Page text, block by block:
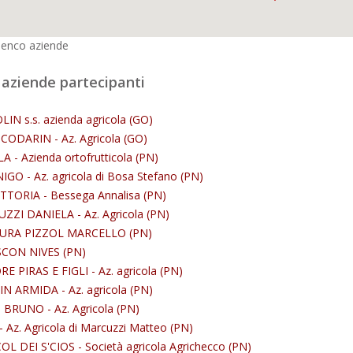
aziende
partecipanti
s.s. azienda agricola (GO)
- Az. Agricola (GO)
- Azienda ortofrutticola (PN)
- Az. agricola di Bosa Stefano (PN)
- Bessega Annalisa (PN)
DANIELA - Az. Agricola (PN)
PIZZOL MARCELLO (PN)
NIVES (PN)
PIRAS E FIGLI - Az. agricola (PN)
ARMIDA - Az. agricola (PN)
BRUNO - Az. Agricola (PN)
Az. Agricola di Marcuzzi Matteo (PN)
DEI S'CIOS - Società agricola Agrichecco (PN)